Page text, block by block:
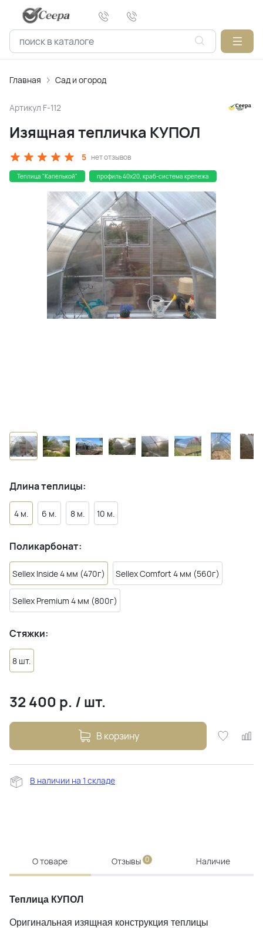
Главная Сад и огород
Артикул F-112
Изящная тепличка КУПОЛ
5 нет отзывов
Теплица "Капелькой" профиль 40х20, краб-система крепежа
Длина теплицы:
4 м. 6 м. 8 м. 10 м.
Поликарбонат:
Sellex Inside 4 мм (470г) Sellex Comfort 4 мм (560г)
Sellex Premium 4 мм (800г)
Стяжки:
8 шт.
32 400 р. / шт.
В корзину
В наличии на 1 складе
О товаре Отзывы 0 Наличие
Теплица КУПОЛ
Оригинальная изящная конструкция теплицы